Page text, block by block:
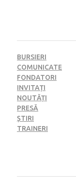
BURSIERI
COMUNICATE
FONDATORI
INVITAȚI
NOUTĂȚI
PRESĂ
ȘTIRI
TRAINERI